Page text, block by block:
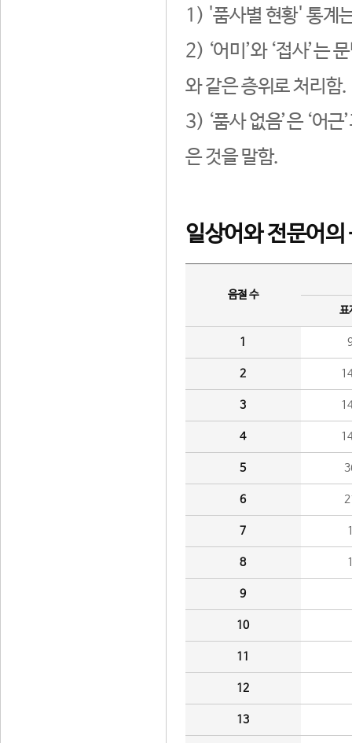
1) '품사별 현황' 통계
2) ‘어미’와 ‘접사’는
와 같은 층위로 처리함.
3) ‘품사 없음’은 ‘어
은 것을 말함.
일상어와 전문어의
음절 수
표
1
2
3
4
5
6
7
8
9
10
11
12
13